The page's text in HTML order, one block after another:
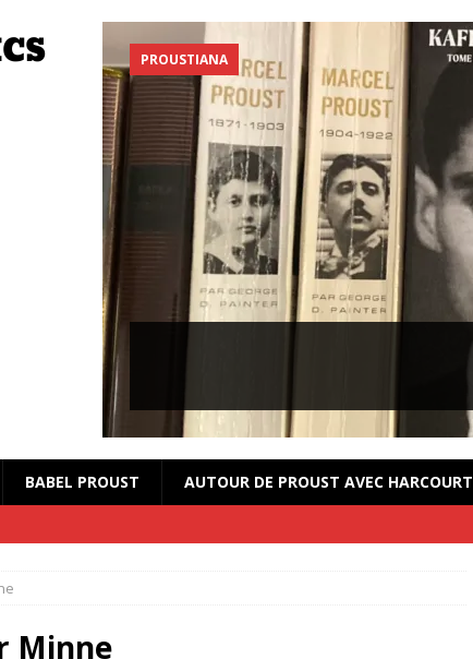
PROUSTIANA
BABEL PROUST AUTOUR DE PROUST AVEC HARCOURT
Minne